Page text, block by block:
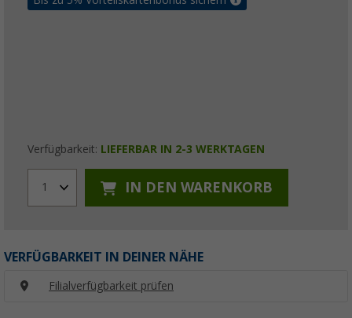
Verfügbarkeit: LIEFERBAR IN 2-3 WERKTAGEN
1 IN DEN WARENKORB
VERFÜGBARKEIT IN DEINER NÄHE
Filialverfügbarkeit prüfen